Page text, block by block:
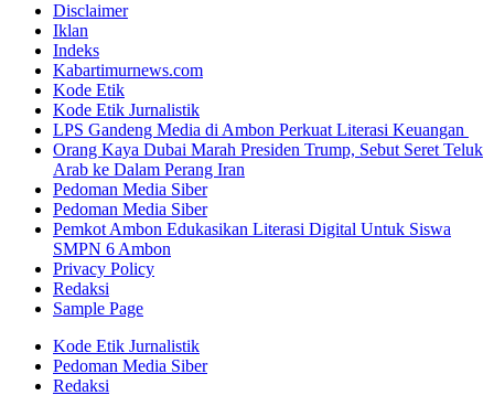
Disclaimer
Iklan
Indeks
Kabartimurnews.com
Kode Etik
Kode Etik Jurnalistik
LPS Gandeng Media di Ambon Perkuat Literasi Keuangan
Orang Kaya Dubai Marah Presiden Trump, Sebut Seret Teluk
Arab ke Dalam Perang Iran
Pedoman Media Siber
Pedoman Media Siber
Pemkot Ambon Edukasikan Literasi Digital Untuk Siswa
SMPN 6 Ambon
Privacy Policy
Redaksi
Sample Page
Kode Etik Jurnalistik
Pedoman Media Siber
Redaksi